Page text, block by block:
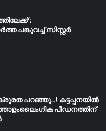
പങ്കുവച്ച് സിസ്റ്റർ
പറഞ്ഞു…! കട്ടപ്പനയിൽ
പീഡനത്തിന്